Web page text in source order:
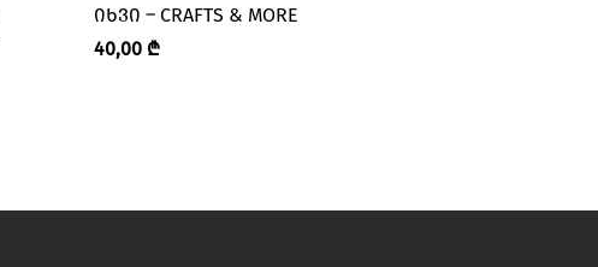
ᲘᲮᲕᲘ – CRAFTS & MORE
40,00 ₾